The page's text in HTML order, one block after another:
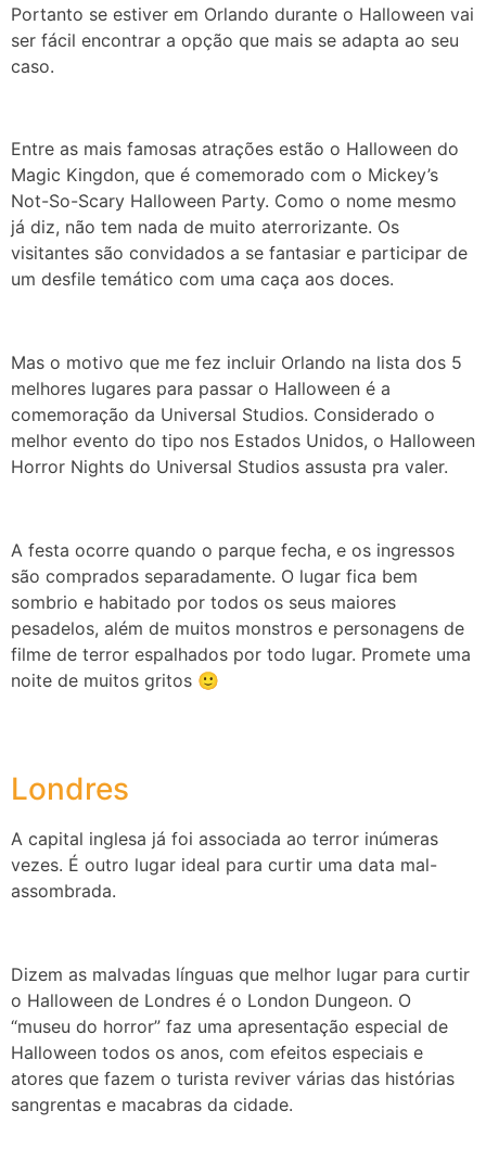
Portanto se estiver em Orlando durante o Halloween vai
ser fácil encontrar a opção que mais se adapta ao seu
caso.
Entre as mais famosas atrações estão o Halloween do
Magic Kingdon, que é comemorado com o Mickey’s
Not-So-Scary Halloween Party. Como o nome mesmo
já diz, não tem nada de muito aterrorizante. Os
visitantes são convidados a se fantasiar e participar de
um desfile temático com uma caça aos doces.
Mas o motivo que me fez incluir Orlando na lista dos 5
melhores lugares para passar o Halloween é a
comemoração da Universal Studios. Considerado o
melhor evento do tipo nos Estados Unidos, o Halloween
Horror Nights do Universal Studios assusta pra valer.
A festa ocorre quando o parque fecha, e os ingressos
são comprados separadamente. O lugar fica bem
sombrio e habitado por todos os seus maiores
pesadelos, além de muitos monstros e personagens de
filme de terror espalhados por todo lugar. Promete uma
noite de muitos gritos 🙂
Londres
A capital inglesa já foi associada ao terror inúmeras
vezes. É outro lugar ideal para curtir uma data mal-
assombrada.
Dizem as malvadas línguas que melhor lugar para curtir
o Halloween de Londres é o London Dungeon. O
“museu do horror” faz uma apresentação especial de
Halloween todos os anos, com efeitos especiais e
atores que fazem o turista reviver várias das histórias
sangrentas e macabras da cidade.